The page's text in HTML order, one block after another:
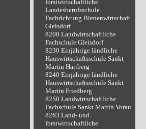
forstwirtschaftliche
Landesberufsschule
Fachrichtung Bienenwirtschaft
Gleisdorf
8200 Landwirtschaftliche
Fachschule Gleisdorf
8230 Einjährige ländliche
Hauswirtschaftsschule Sankt
Martin Hartberg
8240 Einjährige ländliche
Hauswirtschaftsschule Sankt
Martin Friedberg
8250 Landwirtschaftliche
Fachschule Sankt Martin Vorau
8263 Land- und
forstwirtschaftliche